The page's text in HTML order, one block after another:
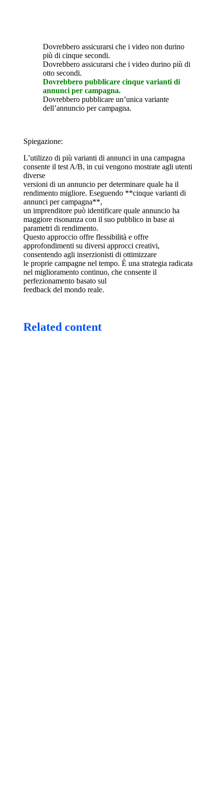
Dovrebbero assicurarsi che i video non durino
più di cinque secondi.
Dovrebbero assicurarsi che i video durino più di
otto secondi.
Dovrebbero pubblicare cinque varianti di
annunci per campagna.
Dovrebbero pubblicare un’unica variante
dell’annuncio per campagna.
Spiegazione:
L’utilizzo di più varianti di annunci in una campagna
consente il test A/B, in cui vengono mostrate agli utenti
diverse
versioni di un annuncio per determinare quale ha il
rendimento migliore. Eseguendo **cinque varianti di
annunci per campagna**,
un imprenditore può identificare quale annuncio ha
maggiore risonanza con il suo pubblico in base ai
parametri di rendimento.
Questo approccio offre flessibilità e offre
approfondimenti su diversi approcci creativi,
consentendo agli inserzionisti di ottimizzare
le proprie campagne nel tempo. È una strategia radicata
nel miglioramento continuo, che consente il
perfezionamento basato sul
feedback del mondo reale.
Related content